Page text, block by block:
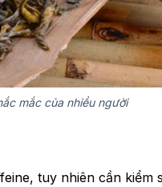
mắc của nhiều người
tuy nhiên cần kiểm